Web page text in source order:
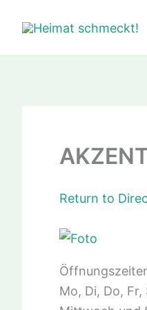
Inhalt
Return to
Mo, Di, Do,